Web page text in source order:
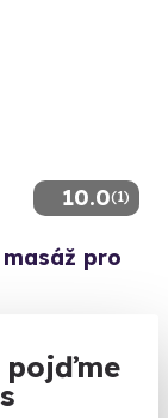
pojďme
10.0(1)
pro